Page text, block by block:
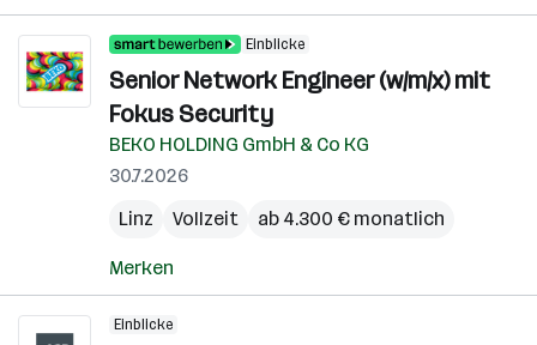
Einblicke
Senior Network Engineer (w/m/x) mit
Fokus Security
BEKO HOLDING GmbH & Co KG
30.7.2026
Linz
Vollzeit ab 4.300 € monatlich
Merken
Einblicke